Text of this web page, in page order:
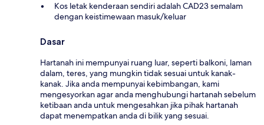
Kos letak kenderaan sendiri adalah CAD23 semalam
dengan keistimewaan masuk/keluar
Dasar
Hartanah ini mempunyai ruang luar, seperti balkoni, laman
dalam, teres, yang mungkin tidak sesuai untuk kanak-
kanak. Jika anda mempunyai kebimbangan, kami
mengesyorkan agar anda menghubungi hartanah sebelum
ketibaan anda untuk mengesahkan jika pihak hartanah
dapat menempatkan anda di bilik yang sesuai.